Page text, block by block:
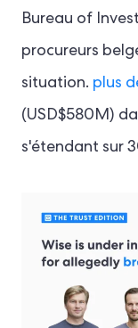
Bureau of
procureurs
situation. plus
(USD$580M)
s'étendant sur